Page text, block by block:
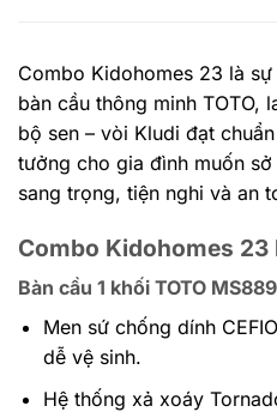
Combo Kidohomes 23 là
bàn cầu thông minh TOTO,
bộ sen – vòi Kludi đạt
tưởng cho gia đình muốn
sang trọng, tiện nghi và an
Combo Kidohomes 23
Bàn cầu 1 khối TOTO
Men sứ chống dính
dễ vệ sinh.
Hệ thống xả xoáy